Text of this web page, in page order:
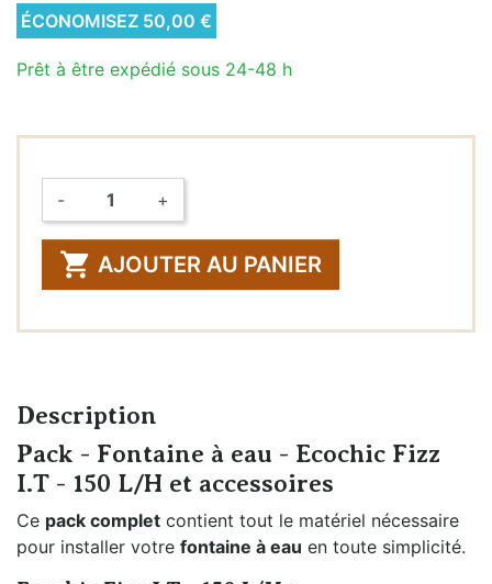
ÉCONOMISEZ 50,00 €
Prêt à être expédié sous 24-48 h
Quantité
- +
 AJOUTER AU PANIER
Description
Pack - Fontaine à eau - Ecochic Fizz
I.T - 150 L/H et accessoires
Ce pack complet contient tout le matériel nécessaire
pour installer votre fontaine à eau en toute simplicité.